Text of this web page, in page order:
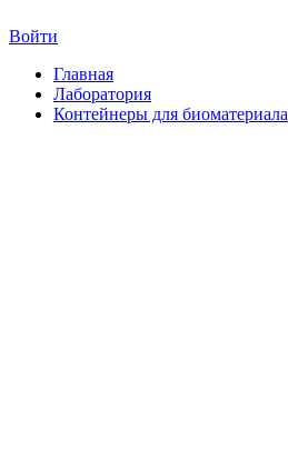
Войти
Главная
Лаборатория
Контейнеры для биоматериала